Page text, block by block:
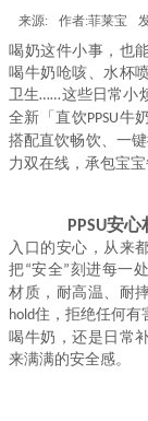
来源: 作者:菲莱宝
喝奶这件小事，也
喝牛奶呛咳、水杯
卫生……这些日常小
全新「直饮PPSU牛
搭配直饮畅饮、一
力双在线，承包宝
PPSU安心
入口的安心，从来
把“安全”刻进每一
材质，耐高温、耐
hold住，拒绝任何有
喝牛奶，还是日常
来满满的安全感。